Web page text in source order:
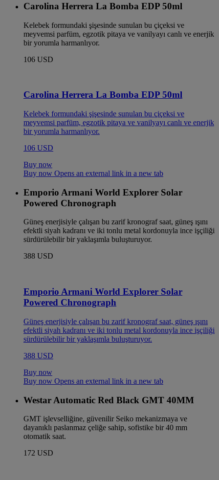
Carolina Herrera La Bomba EDP 50ml
Kelebek formundaki şişesinde sunulan bu çiçeksi ve
meyvemsi parfüm, egzotik pitaya ve vanilyayı canlı ve enerjik
bir yorumla harmanlıyor.
106 USD
Carolina Herrera La Bomba EDP 50ml
Kelebek formundaki şişesinde sunulan bu çiçeksi ve
meyvemsi parfüm, egzotik pitaya ve vanilyayı canlı ve enerjik
bir yorumla harmanlıyor.
106 USD
Buy now
Buy now Opens an external link in a new tab
Emporio Armani World Explorer Solar
Powered Chronograph
Güneş enerjisiyle çalışan bu zarif kronograf saat, güneş ışını
efektli siyah kadranı ve iki tonlu metal kordonuyla ince işçiliği
sürdürülebilir bir yaklaşımla buluşturuyor.
388 USD
Emporio Armani World Explorer Solar
Powered Chronograph
Güneş enerjisiyle çalışan bu zarif kronograf saat, güneş ışını
efektli siyah kadranı ve iki tonlu metal kordonuyla ince işçiliği
sürdürülebilir bir yaklaşımla buluşturuyor.
388 USD
Buy now
Buy now Opens an external link in a new tab
Westar Automatic Red Black GMT 40MM
GMT işlevselliğine, güvenilir Seiko mekanizmaya ve
dayanıklı paslanmaz çeliğe sahip, sofistike bir 40 mm
otomatik saat.
172 USD